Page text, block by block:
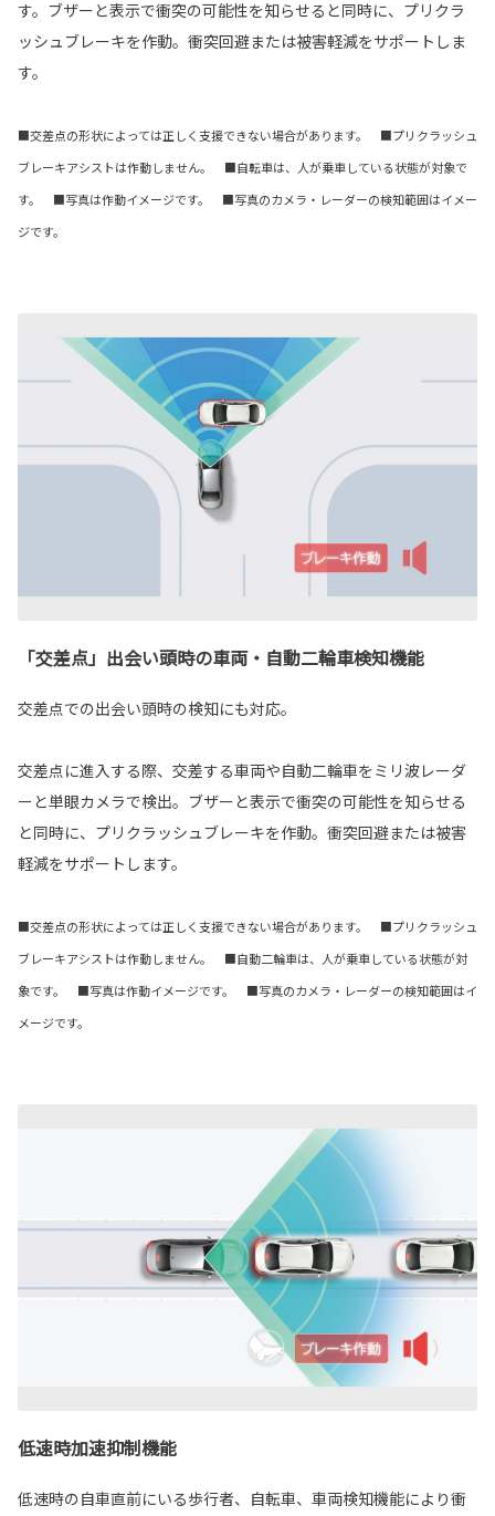
す。ブザーと表示で衝突の可能性を知らせると同時に、プリクラ
ッシュブレーキを作動。衝突回避または被害軽減をサポートしま
す。
■交差点の形状によっては正しく支援できない場合があります。 ■プリクラッシュ
ブレーキアシストは作動しません。 ■自転車は、人が乗車している状態が対象で
す。 ■写真は作動イメージです。 ■写真のカメラ・レーダーの検知範囲はイメー
ジです。
「交差点」出会い頭時の車両・自動二輪車検知機能
交差点での出会い頭時の検知にも対応。
交差点に進入する際、交差する車両や自動二輪車をミリ波レーダ
ーと単眼カメラで検出。ブザーと表示で衝突の可能性を知らせる
と同時に、プリクラッシュブレーキを作動。衝突回避または被害
軽減をサポートします。
■交差点の形状によっては正しく支援できない場合があります。 ■プリクラッシュ
ブレーキアシストは作動しません。 ■自動二輪車は、人が乗車している状態が対
象です。 ■写真は作動イメージです。 ■写真のカメラ・レーダーの検知範囲はイ
メージです。
低速時加速抑制機能
低速時の自車直前にいる歩行者、自転車、車両検知機能により衝